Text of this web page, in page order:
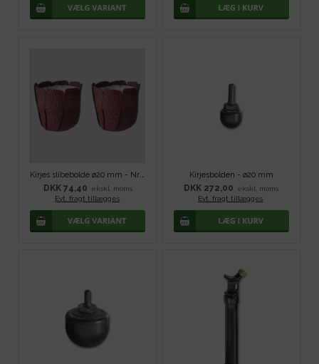
Kirjes slibebolde ø20 mm - Nr. 80
DKK 74,40
ekskl. moms
Evt. fragt tillægges.
Kirjesbolden - ø20 mm
DKK 272,00
ekskl. moms
Evt. fragt tillægges